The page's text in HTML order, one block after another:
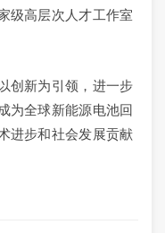
级高层次人才工作室
创新为引领，进一步
为全球新能源电池回
进步和社会发展贡献